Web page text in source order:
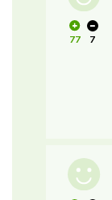
77 7